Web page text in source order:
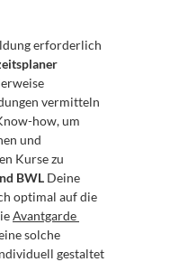
erforderlich
vermitteln
how, um
und
BWL Deine
optimal auf die
Avantgarde
solche
gestaltet